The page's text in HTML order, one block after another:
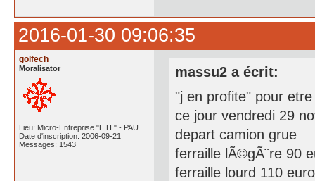
2016-01-30 09:06:35
golfech
Moralisator
Lieu: Micro-Entreprise "E.H." - PAU
Date d'inscription: 2006-09-21
Messages: 1543
massu2 a écrit:
"j en profite" pour
ce jour vendredi 29
depart camion grue
ferraille lÃ©gÃ¨re 90
ferraille lourd 110